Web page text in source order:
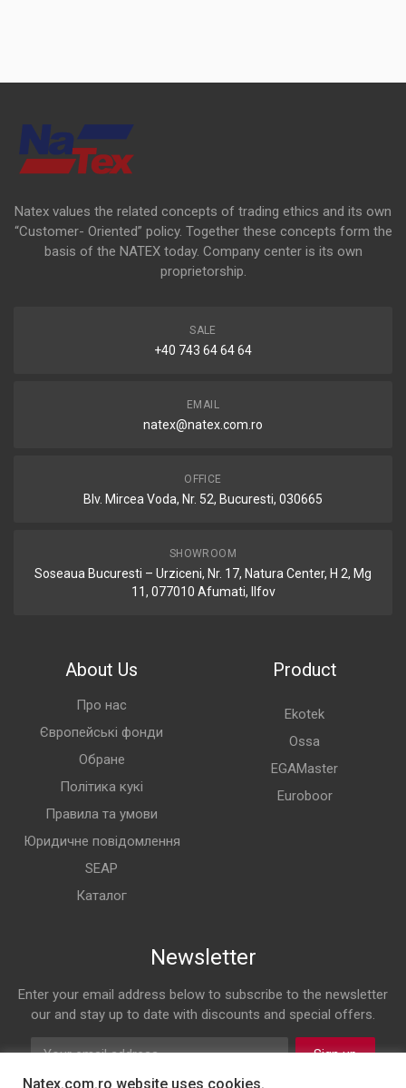
Natex values the related concepts of trading ethics and its own
“Customer- Oriented” policy. Together these concepts form the
basis of the NATEX today. Company center is its own
proprietorship.
SALE
+40 743 64 64 64
EMAIL
natex@natex.com.ro
OFFICE
Blv. Mircea Voda, Nr. 52, Bucuresti, 030665
SHOWROOM
Soseaua Bucuresti – Urziceni, Nr. 17, Natura Center, H 2, Mg
11, 077010 Afumati, Ilfov
About Us
Про нас
Європейські фонди
Обране
Політика кукі
Правила та умови
Юридичне повідомлення
SEAP
Каталог
Product
Ekotek
Ossa
EGAMaster
Euroboor
Newsletter
Enter your email address below to subscribe to the newsletter
our and stay up to date with discounts and special offers.
Sign up
Natex.com.ro website uses cookies.